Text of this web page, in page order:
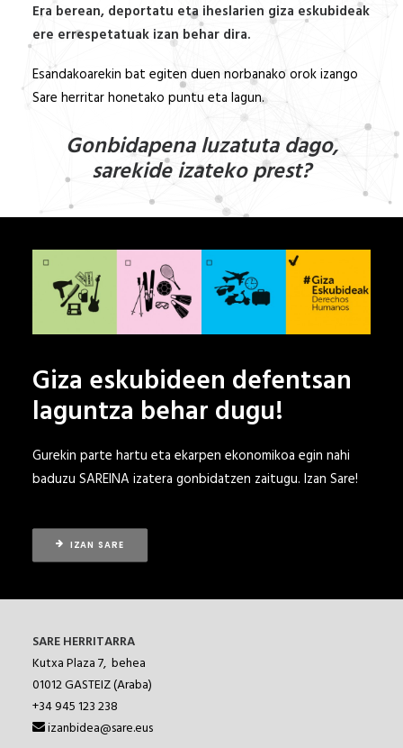
Era berean, deportatu eta iheslarien giza eskubideak
ere errespetatuak izan behar dira.
Esandakoarekin bat egiten duen norbanako orok izango
Sare herritar honetako puntu eta lagun.
Gonbidapena luzatuta dago,
sarekide izateko prest?
Giza eskubideen defentsan
laguntza behar dugu!
Gurekin parte hartu eta ekarpen ekonomikoa egin nahi
baduzu SAREINA izatera gonbidatzen zaitugu. Izan Sare!
IZAN SARE
SARE HERRITARRA
Kutxa Plaza 7, behea
01012GASTEIZ (Araba)
+34 945 123 238
izanbidea@sare.eus